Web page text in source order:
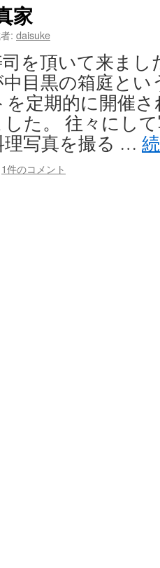
家
: daisuke
を頂いて来まし
目黒の箱庭と
を定期的に開催
た。 往々にし
理写真を撮る …
1件のコメント